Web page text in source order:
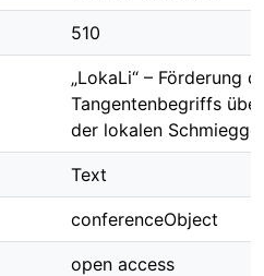
510
„LokaLi“ – Förderung
Tangentenbegriffs
der lokalen
Text
conferenceObject
open access